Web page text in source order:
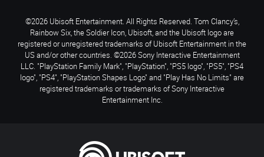
©2026 Ubisoft Entertainment. All Rights Reserved. Tom Clancy’s,
Rainbow Six, the Soldier Icon, Ubisoft, and the Ubisoft logo are
registered or unregistered trademarks of Ubisoft Entertainment in the
US and/or other countries. ©2026 Sony Interactive Entertainment
LLC. "PlayStation Family Mark", "PlayStation", "PS5 logo", "PS5", "PS4
logo", "PS4", "PlayStation Shapes Logo" and "Play Has No Limits" are
registered trademarks or trademarks of Sony Interactive
Entertainment Inc.